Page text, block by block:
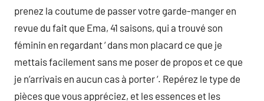
prenez la coutume de passer votre garde-manger en
revue du fait que Ema, 41 saisons, qui a trouvé son
féminin en regardant ‘ dans mon placard ce que je
mettais facilement sans me poser de propos et ce que
je n’arrivais en aucun cas à porter ‘. Repérez le type de
pièces que vous appréciez, et les essences et les